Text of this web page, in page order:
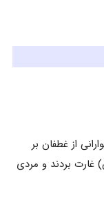
از غطفان بر
بردند و مردى